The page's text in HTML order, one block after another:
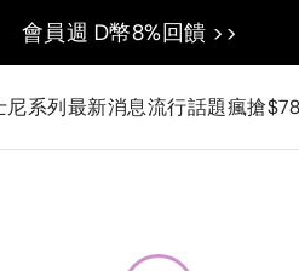
會員週 D幣8%回饋 >>
尼系列最新消息流行話題瘋搶